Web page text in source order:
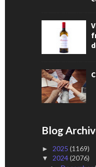
Blog
► 2025 (1169)
▼ 2024(2076)